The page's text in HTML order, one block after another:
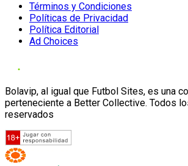
Términos y Condiciones
Políticas de Privacidad
Política Editorial
Ad Choices
Bolavip, al igual que Futbol Sites, es una
perteneciente a Better Collective. Todos
reservados